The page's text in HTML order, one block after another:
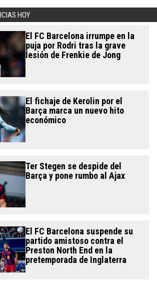
HOY
El FC Barcelona irrumpe en la
puja por Rodri tras la grave
lesión de Frenkie de Jong
El fichaje de Kerolin por el
Barça marca un nuevo hito
económico
Ter Stegen se despide del
Barça y pone rumbo al Ajax
El FC Barcelona suspende su
partido amistoso contra el
Preston North End en la
pretemporada de Inglaterra